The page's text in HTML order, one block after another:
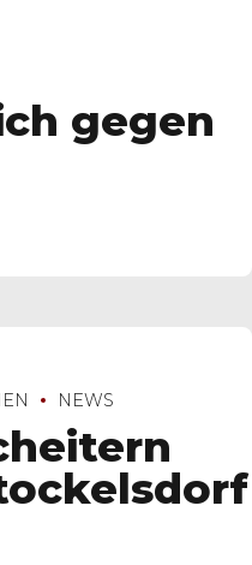
gegen
NEWS